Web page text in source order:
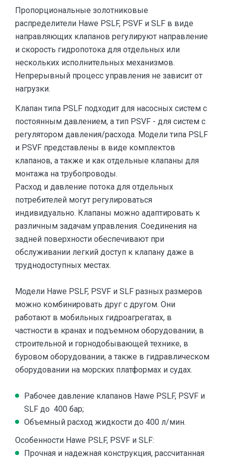
Пропорциональные золотниковые
распределители Hawe PSLF, PSVF и SLF в виде
направляющих клапанов регулируют направление
и скорость гидропотока для отдельных или
нескольких исполнительных механизмов.
Непрерывный процесс управления не зависит от
нагрузки.
Клапан типа PSLF подходит для насосных систем с
постоянным давлением, а тип PSVF - для систем с
регулятором давления/расхода. Модели типа PSLF
и PSVF представлены в виде комплектов
клапанов, а также и как отдельные клапаны для
монтажа на трубопроводы.
Расход и давление потока для отдельных
потребителей могут регулироваться
индивидуально. Клапаны можно адаптировать к
различным задачам управления. Соединения на
задней поверхности обеспечивают при
обслуживании легкий доступ к клапану даже в
труднодоступных местах.
Модели Hawe PSLF, PSVF и SLF разных размеров
можно комбинировать друг с другом. Они
работают в мобильных гидроагрегатах, в
частности в кранах и подъемном оборудовании, в
строительной и горнодобывающей технике, в
буровом оборудовании, а также в гидравлическом
оборудовании на морских платформах и судах.
Рабочее давление клапанов Hawe PSLF, PSVF и
SLF до 400 бар;
Объемный расход жидкости до 400 л/мин.
Особенности Hawe PSLF, PSVF и SLF:
Прочная и надежная конструкция, рассчитанная